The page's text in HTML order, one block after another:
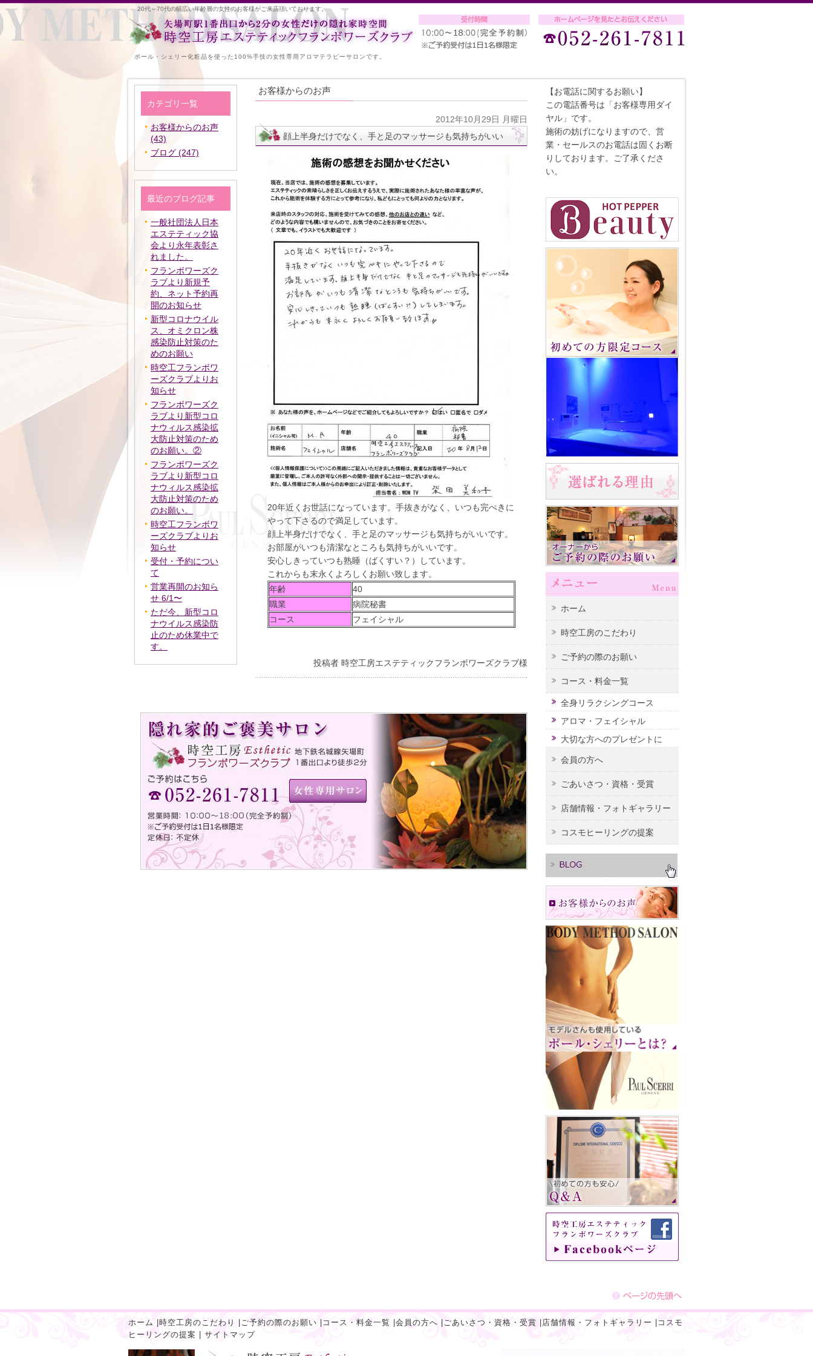
20代～70代の幅広い年齢層の女性のお客様がご来店頂いております。
ポール・シェリー化粧品を使った100%手技の女性専用アロマテラピーサロンです。
お客様からのお声
2012年10月29日 月曜日
顔上半身だけでなく、手と足のマッサージも気持ちがいい
20年近くお世話になっています。手抜きがなく、いつも完ぺきに
やって下さるので満足しています。
顔上半身だけでなく、手と足のマッサージも気持ちがいいです。
お部屋がいつも清潔なところも気持ちがいいです。
安心しきっていつも熟睡（ばくすい？）しています。
これからも末永くよろしくお願い致します。
年齢
40
職業
病院秘書
コース
フェイシャル
投稿者 時空工房エステティックフランボワーズクラブ様
カテゴリ一覧
お客様からのお声
(43)
ブログ (247)
最近のブログ記事
一般社団法人日本
エステティック協
会より永年表彰さ
れました。
フランボワーズク
ラブより新規予
約、ネット予約再
開のお知らせ
新型コロナウイル
ス、オミクロン株
感染防止対策のた
めのお願い
時空工フランボワ
ーズクラブよりお
知らせ
フランボワーズク
ラブより新型コロ
ナウィルス感染拡
大防止対策のため
のお願い。②
フランボワーズク
ラブより新型コロ
ナウィルス感染拡
大防止対策のため
のお願い。
時空工フランボワ
ーズクラブよりお
知らせ
受付・予約につい
て
営業再開のお知ら
せ 6/1〜
ただ今、新型コロ
ナウイルス感染防
止のため休業中で
す。
【お電話に関するお願い】
この電話番号は「お客様専用ダイ
ヤル」です。
施術の妨げになりますので、営
業・セールスのお電話は固くお断
りしております。ご了承くださ
い。
ホーム
時空工房のこだわり
ご予約の際のお願い
コース・料金一覧
全身リラクシングコース
アロマ・フェイシャル
大切な方へのプレゼントに
会員の方へ
ごあいさつ・資格・受賞
店舗情報・フォトギャラリー
コスモヒーリングの提案
ホーム 時空工房のこだわり ご予約の際のお願い コース・料金一覧 会員の方へ ごあいさつ・資格・受賞 店舗情報・フォトギャラリー
コスモ
ヒーリングの提案
サイトマップ